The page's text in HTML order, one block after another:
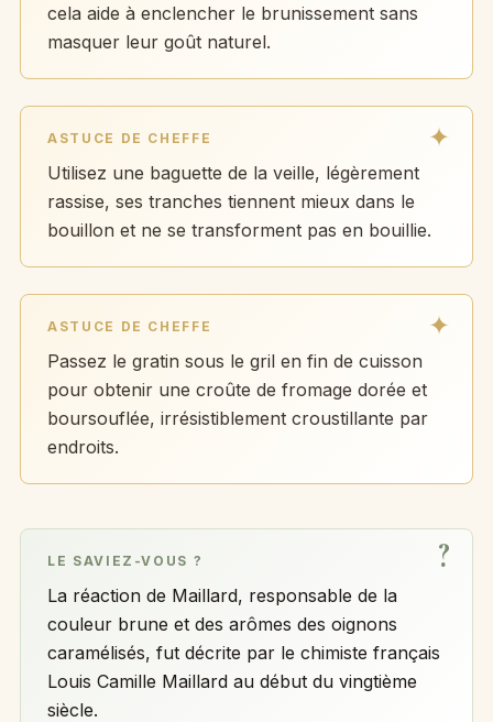
cela aide à enclencher le brunissement sans
masquer leur goût naturel.
ASTUCE DE CHEFFE
Utilisez une baguette de la veille, légèrement
rassise, ses tranches tiennent mieux dans le
bouillon et ne se transforment pas en bouillie.
ASTUCE DE CHEFFE
Passez le gratin sous le gril en fin de cuisson
pour obtenir une croûte de fromage dorée et
boursouflée, irrésistiblement croustillante par
endroits.
LE SAVIEZ-VOUS ?
La réaction de Maillard, responsable de la
couleur brune et des arômes des oignons
caramélisés, fut décrite par le chimiste français
Louis Camille Maillard au début du vingtième
siècle.